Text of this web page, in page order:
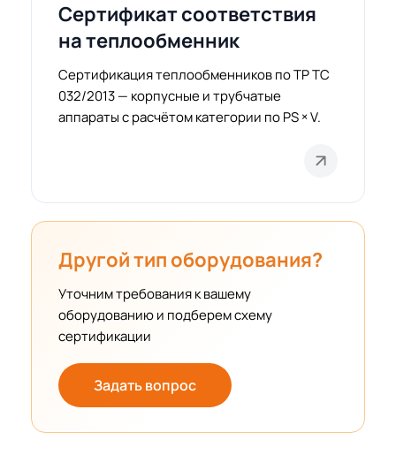
Сертификат соответствия
на теплообменник
Сертификация теплообменников по ТР ТС
032/2013 — корпусные и трубчатые
аппараты с расчётом категории по PS × V.
Другой тип оборудования?
Уточним требования к вашему
оборудованию и подберем схему
сертификации
Задать вопрос